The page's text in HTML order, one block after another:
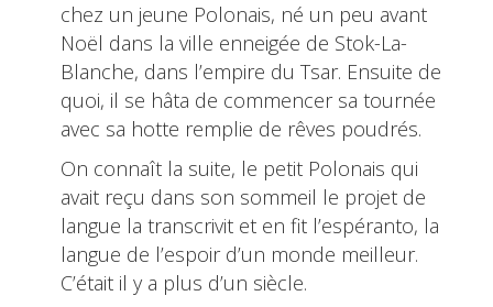
chez un jeune Polonais, né un peu avant
Noël dans la ville enneigée de Stok-La-
Blanche, dans l’empire du Tsar. Ensuite de
quoi, il se hâta de commencer sa tournée
avec sa hotte remplie de rêves poudrés.
On connaît la suite, le petit Polonais qui
avait reçu dans son sommeil le projet de
langue la transcrivit et en fit l’espéranto, la
langue de l’espoir d’un monde meilleur.
C’était il y a plus d’un siècle.